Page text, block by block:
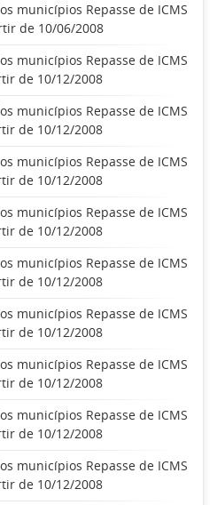
municípios Repasse de ICMS
de 10/06/2008
municípios Repasse de ICMS
de 10/12/2008
municípios Repasse de ICMS
de 10/12/2008
municípios Repasse de ICMS
de 10/12/2008
municípios Repasse de ICMS
de 10/12/2008
municípios Repasse de ICMS
de 10/12/2008
municípios Repasse de ICMS
de 10/12/2008
municípios Repasse de ICMS
de 10/12/2008
municípios Repasse de ICMS
de 10/12/2008
municípios Repasse de ICMS
de 10/12/2008